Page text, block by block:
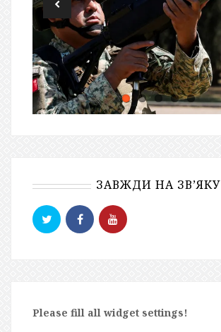
ЗАВЖДИ НА ЗВ’ЯКУ
Please fill all widget settings!